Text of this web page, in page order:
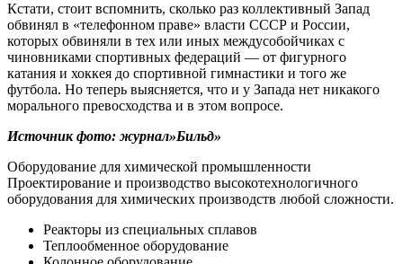
Кстати, стоит вспомнить, сколько раз коллективный Запад
обвинял в «телефонном праве» власти СССР и России,
которых обвиняли в тех или иных междусобойчиках с
чиновниками спортивных федераций — от фигурного
катания и хоккея до спортивной гимнастики и того же
футбола. Но теперь выясняется, что и у Запада нет никакого
морального превосходства и в этом вопросе.
Источник фото: журнал»Бильд»
Оборудование для химической промышленности
Проектирование и производство высокотехнологичного
оборудования для химических производств любой сложности.
Реакторы из специальных сплавов
Теплообменное оборудование